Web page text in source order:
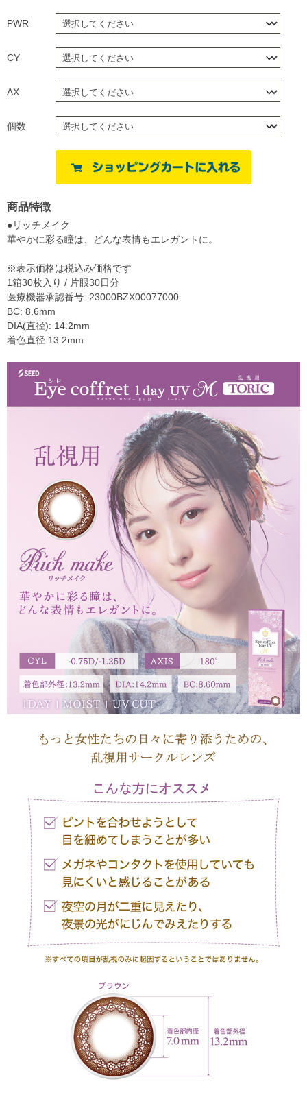
PWR
CY
AX
個数
商品特徴
●リッチメイク
華やかに彩る瞳は、どんな表情もエレガントに。
※表示価格は税込み価格です
1箱30枚入り / 片眼30日分
医療機器承認番号: 23000BZX00077000
BC: 8.6mm
DIA(直径): 14.2mm
着色直径:13.2mm